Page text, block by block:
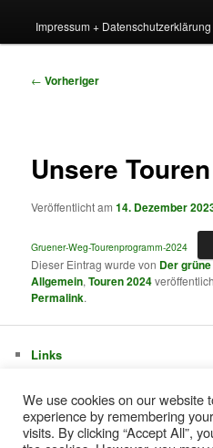
Impressum + Datenschutzerklärung
Beitragsnavigation
← Vorheriger
Unsere
Veröffentlicht am14. Dezember
Gruener-Weg-Tourenprogramm-2024
Dieser Eintrag wurde von Der
Allgemein,Touren 2024
Permalink.
Links
Touren 2026
We use cookies on our website
experience by remembering
visits. By clicking “Accept All”,